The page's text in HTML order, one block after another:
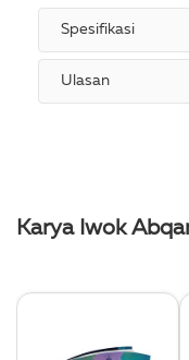
Spesifikasi
Ulasan
Karya Iwok